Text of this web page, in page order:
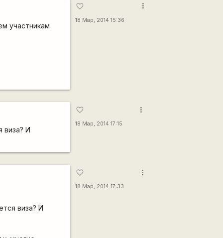
участникам
favorite_border
18 Мар, 2014 15:36
more_vert
виза? И
favorite_border
18 Мар, 2014 17:15
more_vert
виза? И
favorite_border
18 Мар, 2014 17:33
more_vert